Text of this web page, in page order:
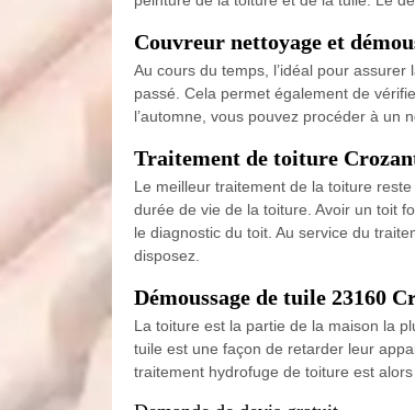
Couvreur nettoyage et
Au cours du temps, l’idéal pour
passé. Cela permet également de
l’automne, vous pouvez procéder à un
Traitement de toiture
Le meilleur traitement de la toiture
durée de vie de la toiture. Avoir un toit
le diagnostic du toit. Au service du
disposez.
Démoussage de tuile 23160
La toiture est la partie de la maison la
tuile est une façon de retarder leur
traitement hydrofuge de toiture est